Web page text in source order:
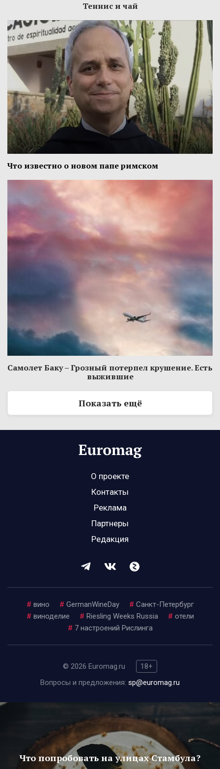
Теннис и чай
Что известно о новом папе римском
Самолет Баку – Грозный потерпел крушение. Есть
выжившие
Показать ещё
О проекте
Контакты
Реклама
Партнеры
Редакция
# вино # GermanWineDay # Санкт-Петербург
# виноделие # Riesling Weeks Russia # отели
# 7 настроений Рислинга
© 2026 Euromag.ru
18+
Вопросы и предложения: sp@euromag.ru
Что попробовать на улицах Стамбула?